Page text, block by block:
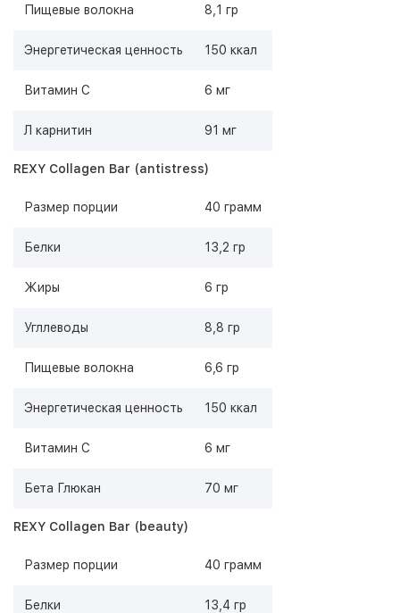
Пищевые волокна 8,1 гр
Энергетическая ценность 150 ккал
Витамин С 6 мг
Л карнитин 91 мг
REXY Collagen Bar (antistress)
Размер порции 40 грамм
Белки 13,2 гр
Жиры 6 гр
Угллеводы 8,8 гр
Пищевые волокна 6,6 гр
Энергетическая ценность 150 ккал
Витамин С 6 мг
Бета Глюкан 70 мг
REXY Collagen Bar (beauty)
Размер порции 40 грамм
Белки 13,4 гр